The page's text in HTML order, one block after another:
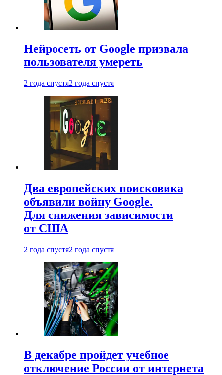
Нейросеть от Google призвала
пользователя умереть
2 года спустя2 года спустя
Два европейских поисковика
объявили войну Google.
Для снижения зависимости
от США
2 года спустя2 года спустя
В декабре пройдет учебное
отключение России от интернета